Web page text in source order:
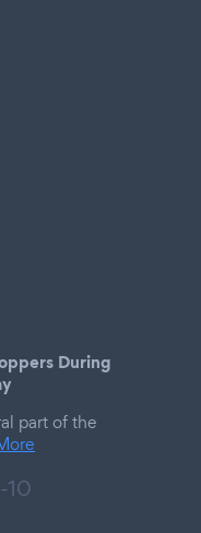
During
part of the